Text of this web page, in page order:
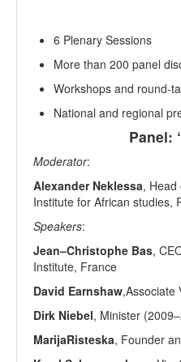
6 Plenary Sessions
More than 200 panel
Workshops and round-
National and regional
Panel:
Moderator:
Alexander Neklessa, Head
Institute for African studies,
Speakers:
Jean–Christophe Bas,
Institute, France
David Earnshaw,Associate
Dirk Niebel, Minister
MarijaRisteska, Founder